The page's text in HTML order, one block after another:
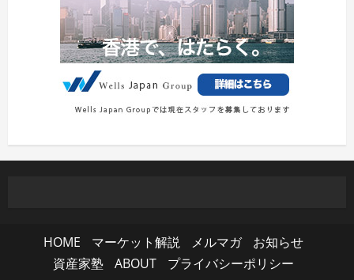
HOME マーケット解説 メルマガ
お知らせ
資産家塾
ABOUT プライバシーポリシー